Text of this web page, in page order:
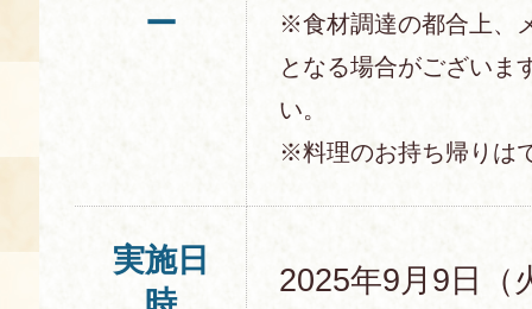
ー
※食材調達の都合上、
となる場合がございま
い。
※料理のお持ち帰りは
実施日
2025年9月9日（